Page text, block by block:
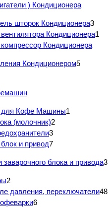
) Кондиционера
шторок Кондиционера3
Кондиционера1
Кондиционера
Кондиционером5
для Кофе Машины1
(молочник)2
3
и привод7
заварочного блока и привода3
2
давления, переключатели48
6